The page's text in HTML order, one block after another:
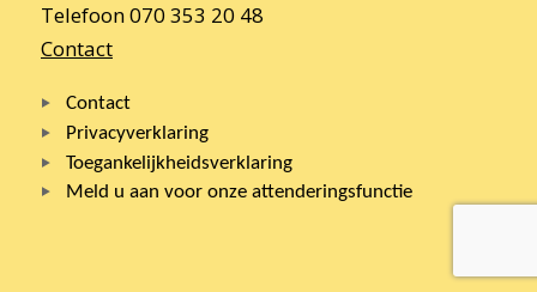
Telefoon 070 353 20 48
Contact
Contact
Privacyverklaring
Toegankelijkheidsverklaring
Meld u aan voor onze attenderingsfunctie